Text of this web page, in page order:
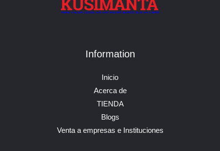
Information
Inicio
Acerca de
TIENDA
Blogs
Venta a empresas e Instituciones